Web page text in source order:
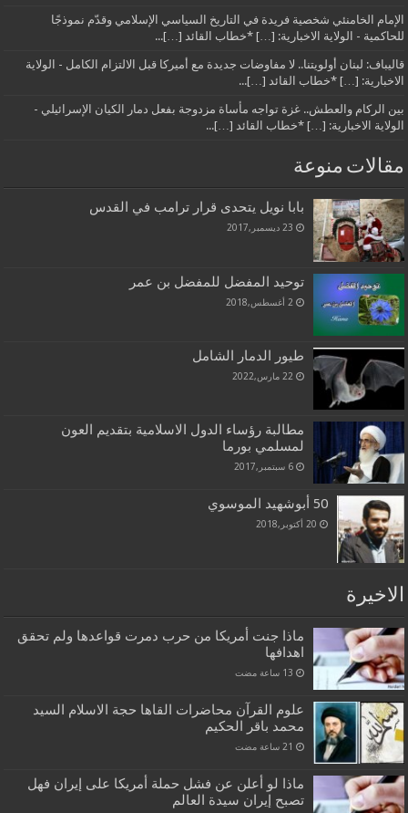
الإمام الخامنئي شخصية فريدة في التاريخ السياسي الإسلامي وقدّم نموذجًا
للحاكمية - الولاية الاخبارية: […] *خطاب القائد […]...
قاليباف: لبنان أولويتنا.. لا مفاوضات جديدة مع أميركا قبل الالتزام الكامل - الولاية
الاخبارية: […] *خطاب القائد […]...
بين الركام والعطش.. غزة تواجه مأساة مزدوجة بفعل دمار الكيان الإسرائيلي -
الولاية الاخبارية: […] *خطاب القائد […]...
مقالات منوعة
بابا نويل يتحدى قرار ترامب في القدس
23 ديسمبر,2017
توحيد المفضل للمفضل بن عمر
2 أغسطس,2018
طيور الدمار الشامل
22 مارس,2022
مطالبة رؤساء الدول الاسلامية بتقديم العون
لمسلمي بورما
6 سبتمبر,2017
50 أبوشهيد الموسوي
20 أكتوبر,2018
الاخيرة
ماذا جنت أمريكا من حرب دمرت قواعدها ولم تحقق
اهدافها
علوم القرآن محاضرات القاها حجة الاسلام السيد
محمد باقر الحكيم
ماذا لو أعلن عن فشل حملة أمريكا على إيران فهل
تصبح إيران سيدة العالم